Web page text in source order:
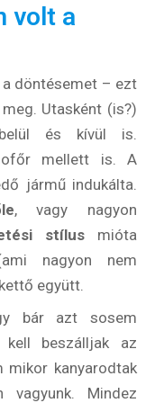
volt a
a döntésemet – ezt
Utasként (is?)
és kívül is.
mellett is. A
jármű indukálta.
, vagy nagyon
stílusmióta
nagyon nem
együtt.
bár azt sosem
kell beszálljak az
mikor kanyarodtak
Mindez